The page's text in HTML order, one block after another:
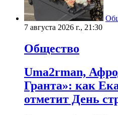
7 августа 2026 г., 21:30
Общество
Uma2rman,
Гранта»: как
отметит День